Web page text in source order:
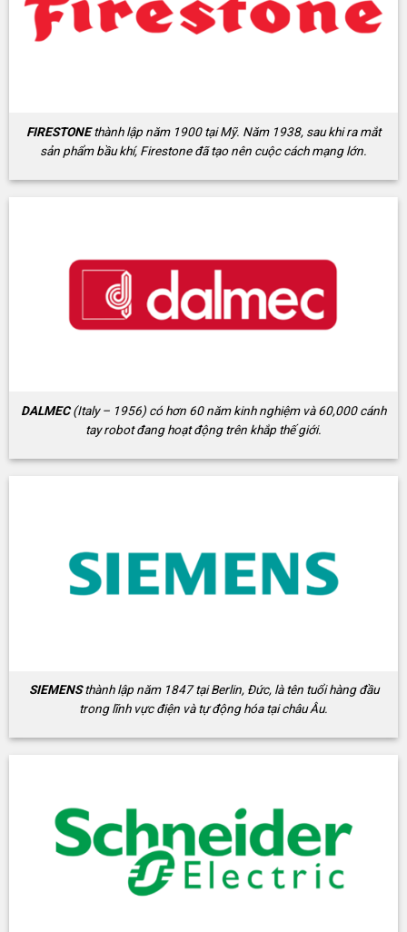
FIRESTONEthành lập năm 1900 tại Mỹ. Năm 1938, sau khi ra mắt
sản phẩm bầu khí, Firestone đã tạo nên cuộc cách mạng lớn.
DALMEC(Italy – 1956) có hơn 60 năm kinh nghiệm và 60,000 cánh
tay robot đang hoạt động trên khắp thế giới.
SIEMENSthành lập năm 1847 tại Berlin, Đức, là tên tuổi hàng đầu
trong lĩnh vực điện và tự động hóa tại châu Âu.